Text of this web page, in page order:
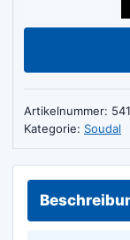
Artikelnummer:
Kategorie: Soudal